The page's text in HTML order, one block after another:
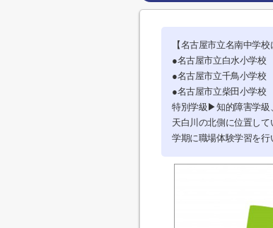
【名古屋市立名南中学校
●名古屋市立白水小学校
●名古屋市立千鳥小学校
●名古屋市立柴田小学校
特別学級▶知的障害学級
天白川の北側に位置し
学期に職場体験学習を行